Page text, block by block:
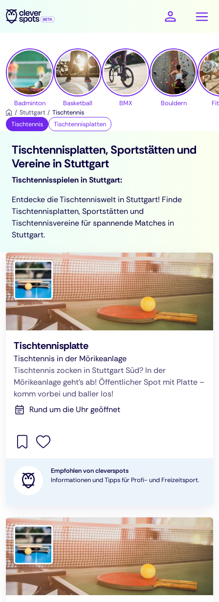
cleverspots - Sport
Badminton Basketball BMX Bouldern
Stuttgart
Tischtennis
Tischtennis
Tischtennisplatten
Tischtennisplatten, Sportstätten und
Vereine in Stuttgart
Tischtennisspielen in Stuttgart:
Entdecke die Tischtenniswelt in Stuttgart! Finde
Tischtennisplatten, Sportstätten und
Tischtennisvereine für spannende Matches in
Stuttgart.
Tischtennisplatte
Tischtennis in der Mörikeanlage
Tischtennis zocken in Stuttgart Süd? In der
Mörikeanlage geht’s ab! Öffentlicher Spot mit Platte –
komm vorbei und baller los!
Rund um die Uhr geöffnet
Empfohlen von cleverspots
Informationen und Tipps für Profi- und Freizeitsport.